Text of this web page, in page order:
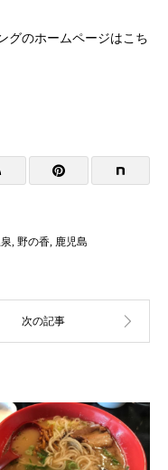
グのホームページはこち
, 野の香, 鹿児島